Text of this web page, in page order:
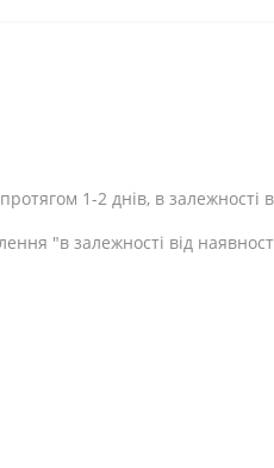
1-2 днів, в залежності
"в залежності від